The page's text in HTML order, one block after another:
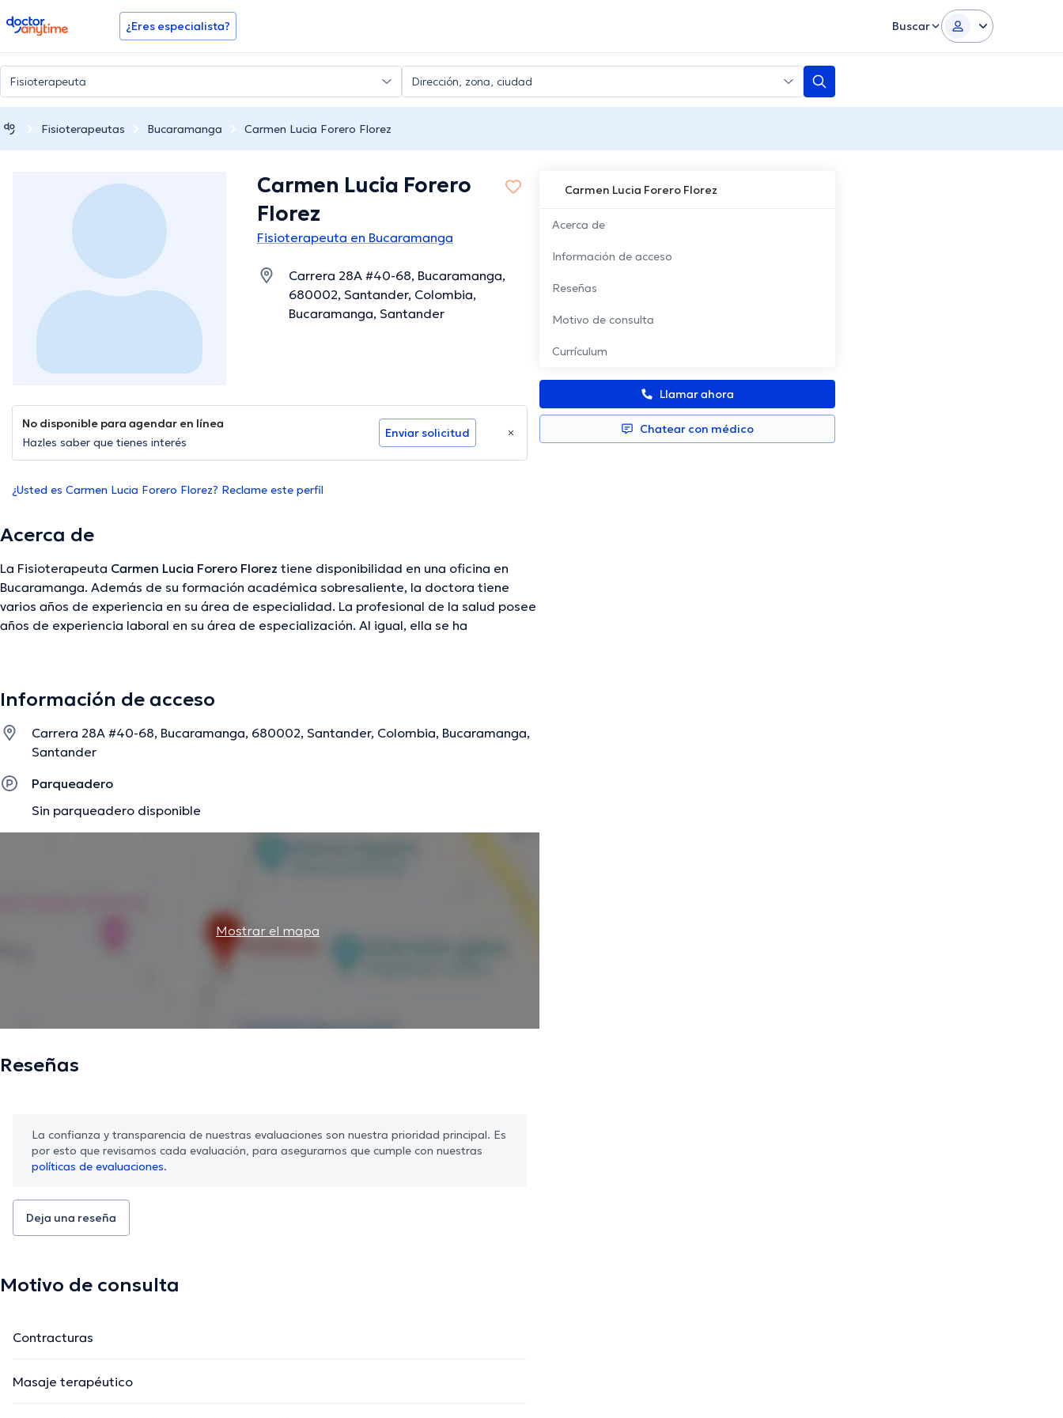
doctoranytime ¿Eres especialista? Buscar
Fisioterapeutas Bucaramanga Carmen Lucia Forero Florez
Carmen Lucia Forero Florez
Acerca de
Información de acceso
Reseñas
Motivo de consulta
Currículum
Llamar ahora
Chatear con médico
Carmen Lucia Forero
Florez
Fisioterapeuta en Bucaramanga
Carrera 28A #40-68, Bucaramanga,
680002, Santander, Colombia,
Bucaramanga, Santander
No disponible para agendar en línea
Hazles saber que tienes interés
Enviar solicitud
¿Usted es Carmen Lucia Forero Florez? Reclame este perfil
Acerca de
La Fisioterapeuta Carmen Lucia Forero Florez tiene disponibilidad en una oficina en
Bucaramanga. Además de su formación académica sobresaliente, la doctora tiene
varios años de experiencia en su área de especialidad. La profesional de la salud posee
años de experiencia laboral en su área de especialización. Al igual, ella se ha
Finalmente, la especialista puede hablar Español en su consultorio.
La descripción fue editada por el equipo de doctoranytime, con base en información verificada.
Información de acceso
Carrera 28A #40-68, Bucaramanga, 680002, Santander, Colombia, Bucaramanga,
Santander
Parqueadero
Sin parqueadero disponible
Mostrar el mapa
Reseñas
La confianza y transparencia de nuestras evaluaciones son nuestra prioridad principal. Es
por esto que revisamos cada evaluación, para asegurarnos que cumple con nuestras
políticas de evaluaciones.
Deja una reseña
Motivo de consulta
Contracturas
Masaje terapéutico